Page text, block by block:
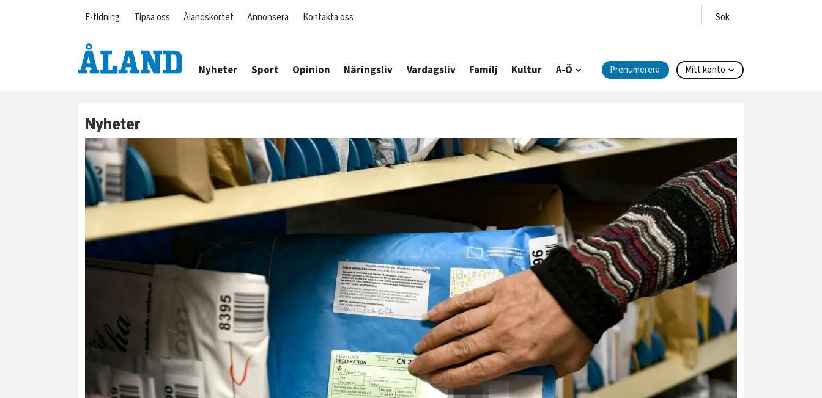
E-tidning Tipsa oss Ålandskortet Annonsera Kontakta oss
Nyheter Sport Opinion Näringsliv Vardagsliv Familj Kultur A-Ö Prenumerera Mitt konto
Nyheter